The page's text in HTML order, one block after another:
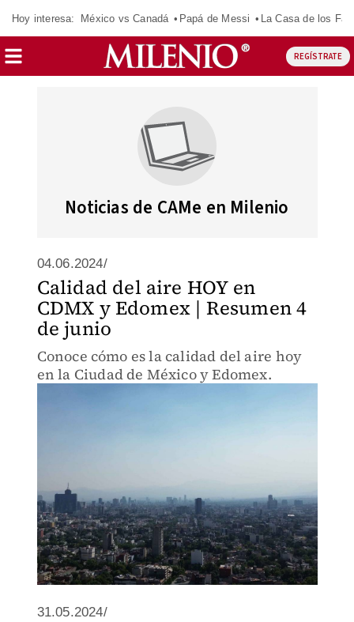
Hoy interesa: México vs Canadá Papá de Messi La Casa de los
REGÍSTRATE
Noticias de CAMe en Milenio
04.06.2024/
Calidad del aire HOY en
CDMX y Edomex | Resumen 4
de junio
Conoce cómo es la calidad del aire hoy
en la Ciudad de México y Edomex.
31.05.2024/